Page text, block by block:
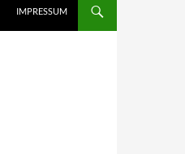
IMPRESSUM